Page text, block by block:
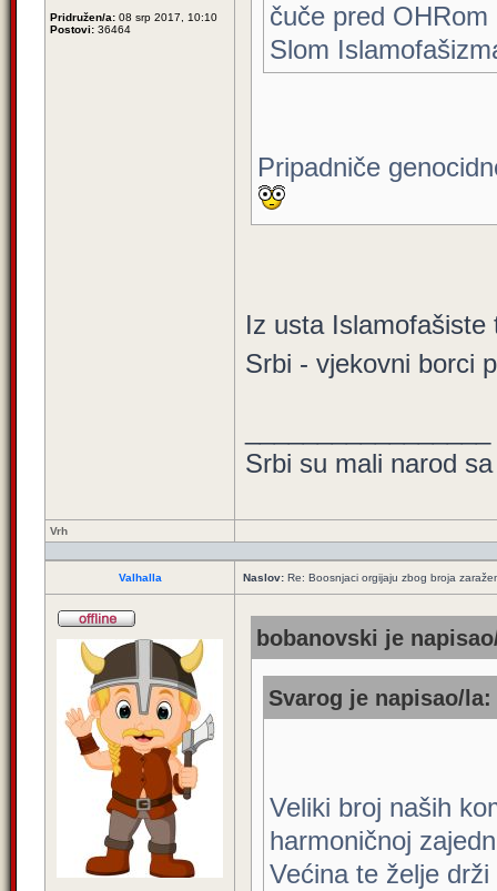
Pridružen/a: 08 srp 2017, 10:10
Postovi: 36464
čuče pred OHRom
Slom
Pripadniče
Iz usta
Srbi - vjekovni borci
Srbi su mali narod
Vrh
Valhalla Naslov: Re: Boosnjaci orgijaju zbog broja
bobanovski je
Svarog je napisao/la:
Veliki broj naših
harmoničnoj
Većina te želje